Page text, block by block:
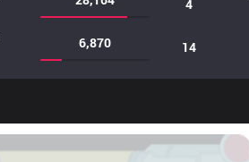
4
6,870 14